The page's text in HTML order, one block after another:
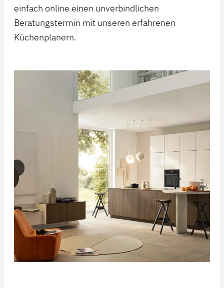
einfach online einen unverbindlichen
Beratungstermin mit unseren erfahrenen
Küchenplanern.